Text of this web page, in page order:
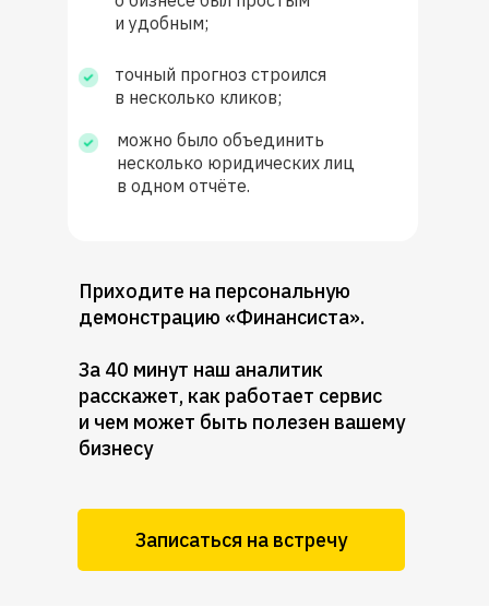
и удобным;
точный прогноз строился
в несколько кликов;
можно было объединить
несколько юридических лиц
в одном отчёте.
Приходите на персональную
демонстрацию «Финансиста».
За 40 минут наш аналитик
расскажет, как работает сервис
и чем может быть полезен вашему
бизнесу
Записаться на встречу